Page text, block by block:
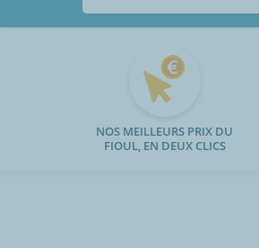
NOS MEILLEURS PRIX DU
FIOUL, EN DEUX CLICS